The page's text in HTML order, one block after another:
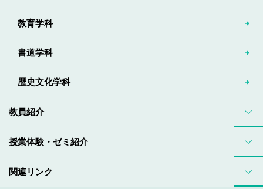
教育学科
書道学科
歴史文化学科
教員紹介
授業体験・ゼミ紹介
関連リンク